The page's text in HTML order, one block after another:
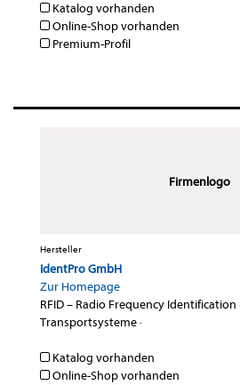
Katalog vorhanden
Online-Shop vorhanden
Premium-Profil
Firmenlogo
Hersteller
IdentPro GmbH
Zur Homepage
RFID – Radio Frequency Identification
Transportsysteme·
Katalog vorhanden
Online-Shop vorhanden